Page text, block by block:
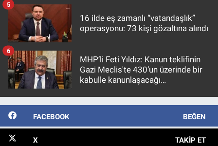
16 ilde eş zamanlı “vatandaşlık”
operasyonu: 73 kişi gözaltına alındı
5
MHP’li Feti Yıldız: Kanun teklifinin
Gazi Meclis'te 430’un üzerinde bir
kabulle kanunlaşacağı
6
FACEBOOK BEĞEN
X TAKIP ET